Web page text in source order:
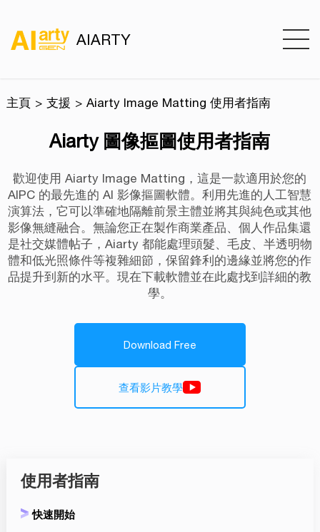
AIARTY
主頁 支援 Aiarty Image Matting 使用者指南
Aiarty 圖像摳圖使用者指南
歡迎使用 Aiarty Image Matting，這是一款適用於您的
AIPC 的最先進的 AI 影像摳圖軟體。利用先進的人工智慧
演算法，它可以準確地隔離前景主體並將其與純色或其他
影像無縫融合。無論您正在製作商業產品、個人作品集還
是社交媒體帖子，Aiarty 都能處理頭髮、毛皮、半透明物
體和低光照條件等複雜細節，保留鋒利的邊緣並將您的作
品提升到新的水平。現在下載軟體並在此處找到詳細的教
學。
Download Free
查看影片教學
使用者指南
快速開始